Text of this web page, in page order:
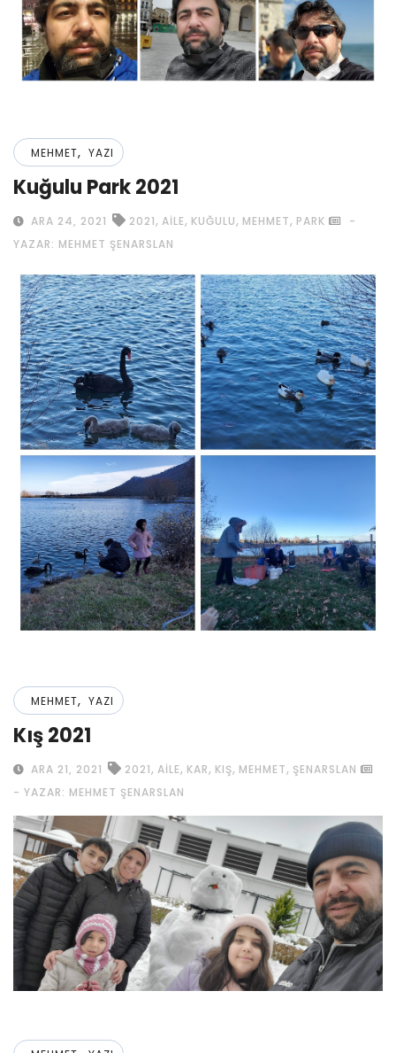
MEHMET, YAZI
Kuğulu Park 2021
ARA 24, 2021 2021, AILE, KUĞULU, MEHMET, PARK
-
YAZAR: MEHMET ŞENARSLAN
MEHMET, YAZI
Kış 2021
ARA 21, 2021 2021, AILE, KAR, KIŞ, MEHMET, ŞENARSLAN
- YAZAR: MEHMET ŞENARSLAN